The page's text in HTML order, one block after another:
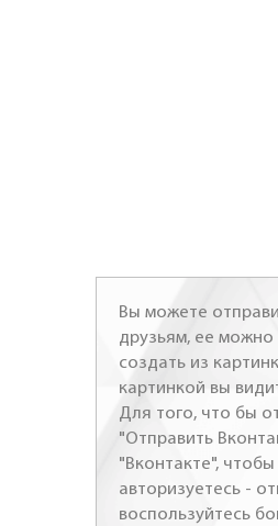
Вы можете
друзьям, ее можно
создать из
картинкой вы
Для того, что бы
"Отправить
"Вконтакте",
авторизуетесь -
воспользуйтесь